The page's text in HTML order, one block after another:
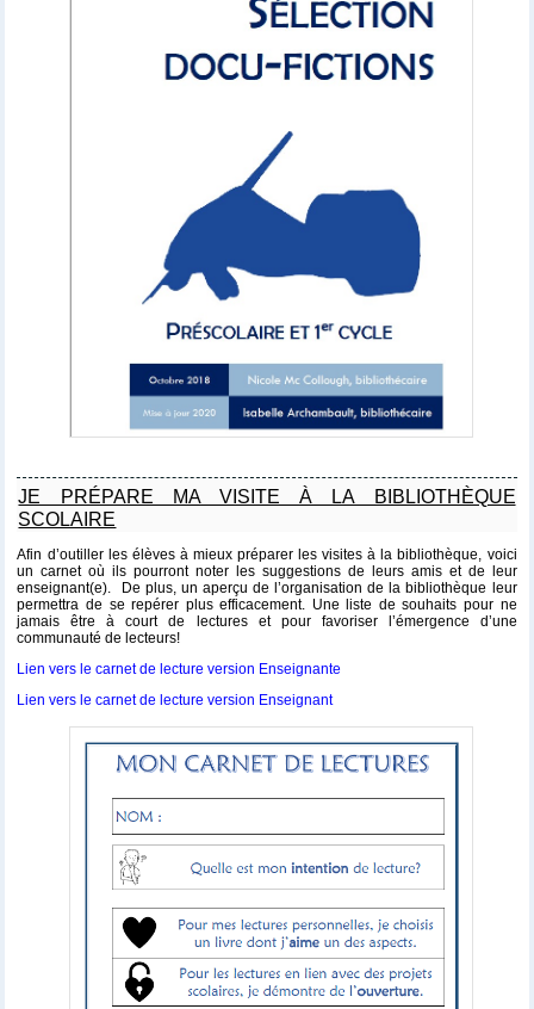
JE PRÉPARE MA VISITE À LA BIBLIOTHÈQUE
SCOLAIRE
Afin d’outiller les élèves à mieux préparer les visites à la bibliothèque, voici
un carnet où ils pourront noter les suggestions de leurs amis et de leur
enseignant(e). De plus, un aperçu de l’organisation de la bibliothèque leur
permettra de se repérer plus efficacement. Une liste de souhaits pour ne
jamais être à court de lectures et pour favoriser l’émergence d’une
communauté de lecteurs!
Lien vers le carnet de lecture version Enseignante
Lien vers le carnet de lecture version Enseignant